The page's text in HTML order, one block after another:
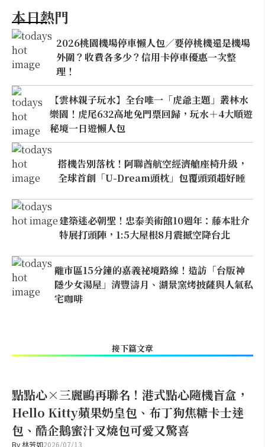
本日熱門
2026桃園機場停車懶人包／要停桃機還是機場
外圍？收費各多少？信用卡停車優惠一次整
理！
【雲林親子玩水】全台唯一「虎爺主題」叢林水
樂園！虎尾632高地免門票回歸，玩水＋4大順遊
秘境一日遊懶人包
搭機告別落枕！阿聯酋航空經濟艙座椅升級，
全球首創「U-Dream頭枕」包覆頭頸超好睡
建築迷必朝聖！忠泰美術館10週年：藤本壯介
特展打頭陣，1:5大屋根8月震撼空降台北
離市區15分鐘的嘉義祕境路線！造訪「台版神
隱少女湯屋」清豐濤月、湖景窯烤披薩與人氣私
宅咖啡
接下篇文章
點點心×三麗鷗再聯名！港式點心隨機盲盒，
Hello Kitty蘋果奶皇包、布丁狗焦糖卡士達
包、酷企鵝蜜汁叉燒包可愛又驚喜
By林芳如2026/07/13